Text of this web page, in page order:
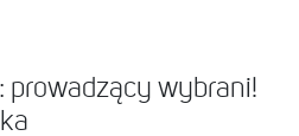
prowadzący wybrani!